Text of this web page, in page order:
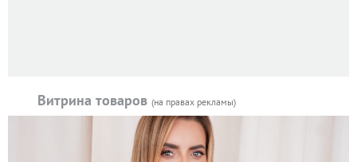
Витрина товаров (на правах рекламы)